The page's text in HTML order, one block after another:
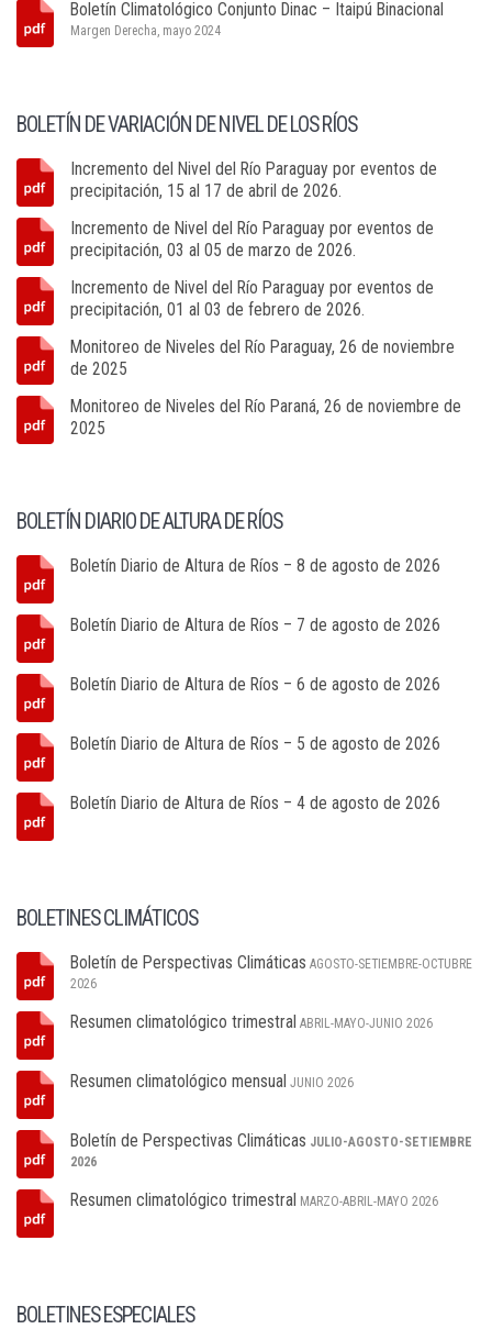
Boletín Climatológico Conjunto Dinac – Itaipú Binacional
Margen Derecha, mayo 2024
BOLETÍN DE VARIACIÓN DE NIVEL DE LOS RÍOS
Incremento del Nivel del Río Paraguay por eventos de
precipitación, 15 al 17 de abril de 2026.
Incremento de Nivel del Río Paraguay por eventos de
precipitación, 03 al 05 de marzo de 2026.
Incremento de Nivel del Río Paraguay por eventos de
precipitación, 01 al 03 de febrero de 2026.
Monitoreo de Niveles del Río Paraguay, 26 de noviembre
de 2025
Monitoreo de Niveles del Río Paraná, 26 de noviembre de
2025
BOLETÍN DIARIO DE ALTURA DE RÍOS
Boletín Diario de Altura de Ríos – 8 de agosto de 2026
Boletín Diario de Altura de Ríos – 7 de agosto de 2026
Boletín Diario de Altura de Ríos – 6 de agosto de 2026
Boletín Diario de Altura de Ríos – 5 de agosto de 2026
Boletín Diario de Altura de Ríos – 4 de agosto de 2026
BOLETINES CLIMÁTICOS
Boletín de Perspectivas Climáticas AGOSTO-SETIEMBRE-OCTUBRE
2026
Resumen climatológico trimestral ABRIL-MAYO-JUNIO 2026
Resumen climatológico mensual JUNIO 2026
Boletín de Perspectivas Climáticas JULIO-AGOSTO-SETIEMBRE
2026
Resumen climatológico trimestral MARZO-ABRIL-MAYO 2026
BOLETINES ESPECIALES